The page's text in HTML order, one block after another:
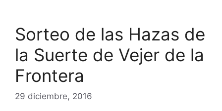
Sorteo de las Hazas de
la Suerte de Vejer de la
Frontera
29 diciembre, 2016